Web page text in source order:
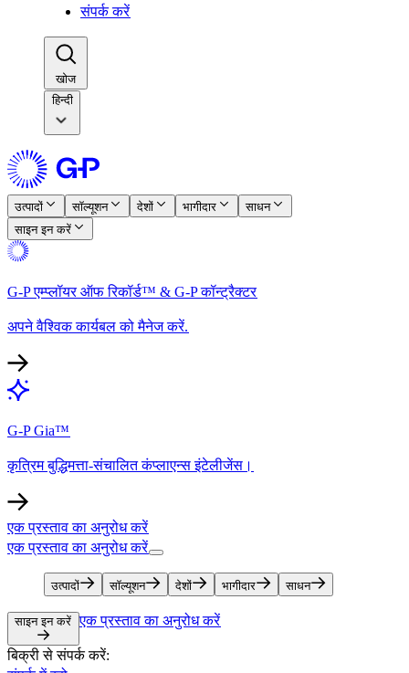
संपर्क करें​​
खोज​​
हिन्दी
उत्पादों​​ सॉल्यूशन​​ देशों​​ भागीदार​​
साधन​​
साइन इन करें​​
G-P एम्प्लॉयर ऑफ रिकॉर्ड™ & G-P कॉन्ट्रैक्टर​​
अपने वैश्विक कार्यबल को मैनेज करें.​​
G-P Gia™​​
कृत्रिम बुद्धिमत्ता-संचालित कंप्लाएन्स इंटेलीजेंस।​​
एक प्रस्ताव का अनुरोध करें​​
एक प्रस्ताव का अनुरोध करें​​
उत्पादों​​ सॉल्यूशन​​ देशों​​ भागीदार​​ साधन​​
साइन इन करें​​ एक प्रस्ताव का अनुरोध करें​​
बिक्री से संपर्क करें:​​